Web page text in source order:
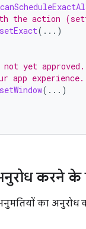
the action
setExact(...)
yet
app experience.
setWindow(...)
करने के
का अनुरोध